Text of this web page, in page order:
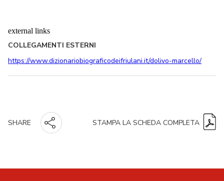
external links
COLLEGAMENTI ESTERNI
https://www.dizionariobiograficodeifriulani.it/dolivo-marcello/
SHARE STAMPA LA SCHEDA COMPLETA